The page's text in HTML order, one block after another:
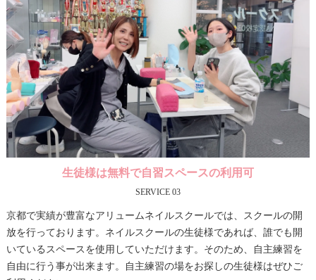
生徒様は無料で自習スペースの利用可
SERVICE 03
京都で実績が豊富なアリュームネイルスクールでは、スクールの開
放を行っております。ネイルスクールの生徒様であれば、誰でも開
いているスペースを使用していただけます。そのため、自主練習を
自由に行う事が出来ます。自主練習の場をお探しの生徒様はぜひご